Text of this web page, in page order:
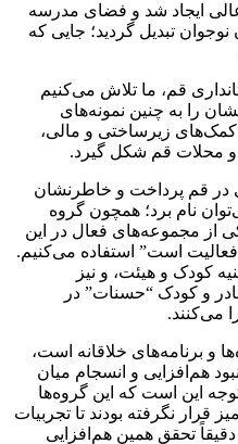
ایجاد شد و فضای مدرسه
تبدیل گردید؛ جایی که
قم، ما تلاش می‌کنیم
را به چنین نمونه‌های
کمک‌های زیرساختی و مالی،
محلات قم شکل گیرد.
در قم پرداخت و خاطرنشان
نام برد؛ همچون گروه
از مجموعه‌های فعال در این
است” استفاده می‌کنیم.
کودک و هیئت، و نیز
و کودک “حسنات” در
می‌کنند.
و برنامه‌های خلاقانه است،
هم‌افزایی و انسجام میان
این است که این گروه‌ها
قرار نگرفته بودند تا تجربیات
تحقق همین هم‌افزایی